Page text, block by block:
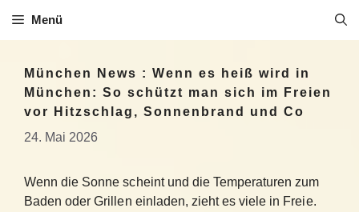
Inhalt
Menü
München News : Wenn es heiß wird in
München: So schützt man sich im Freien
vor Hitzschlag, Sonnenbrand und Co
24. Mai 2026
Wenn die Sonne scheint und die Temperaturen zum
Baden oder Grillen einladen, zieht es viele in Freie.